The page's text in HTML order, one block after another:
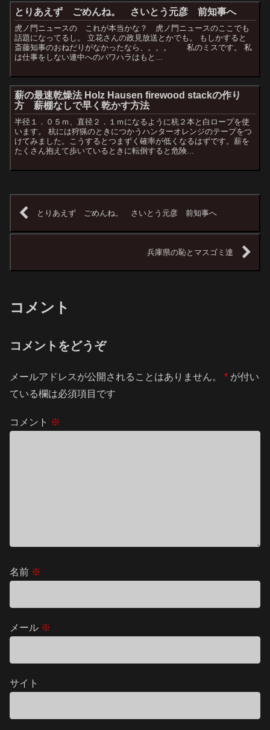
とりあえず ごめんね。 さいとう元彦 前知事へ
虎ノ門ニュースの これが本当かな？ 虎ノ門ニュースのここでも
話題になってるし。 立花さんの政見放送とかでも。 もしかすると
斎藤知事のおねだりがなかったなら、。。。 私のミスです。 私
は仕事をしない連中へのパワハラはもと...
薪の最速乾燥法 Holz Hausen firewood stackの作り
方 薪棚なしで早く乾かす方法
半径１．０５ｍ、直径２．１ｍになるように杭２本と白ロープを使
います。 杭には狩猟のときにつかうハンターオレンジのテープをつ
けてみました。こうするとつまずく確率が低くなるはずです。薪を
たくさん抱えて歩いているときに転倒すると危険...
とりあえず ごめんね。 さいとう元彦 前知事へ
兵庫県の恥とマスゴミ達
コメント
コメントをどうぞ
メールアドレスが公開されることはありません。 * が付い
ている欄は必須項目です
コメント ※
名前 ※
メール ※
サイト